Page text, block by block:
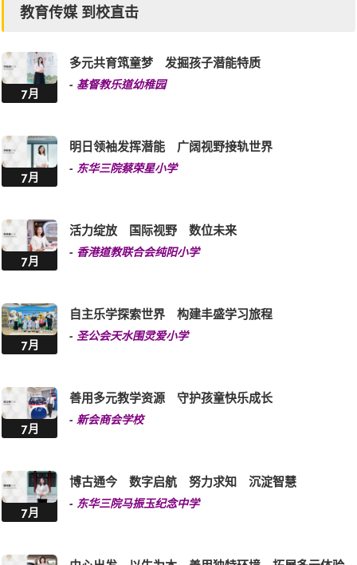
教育传媒 到校直击
7月
多元共育筑童梦 发掘孩子潜能特质
- 基督教乐道幼稚园
7月
明日领袖发挥潜能 广阔视野接轨世界
- 东华三院蔡荣星小学
7月
活力绽放 国际视野 数位未来
- 香港道教联合会纯阳小学
7月
自主乐学探索世界 构建丰盛学习旅程
- 圣公会天水围灵爱小学
7月
善用多元教学资源 守护孩童快乐成长
- 新会商会学校
7月
博古通今 数字启航 努力求知 沉淀智慧
- 东华三院马振玉纪念中学